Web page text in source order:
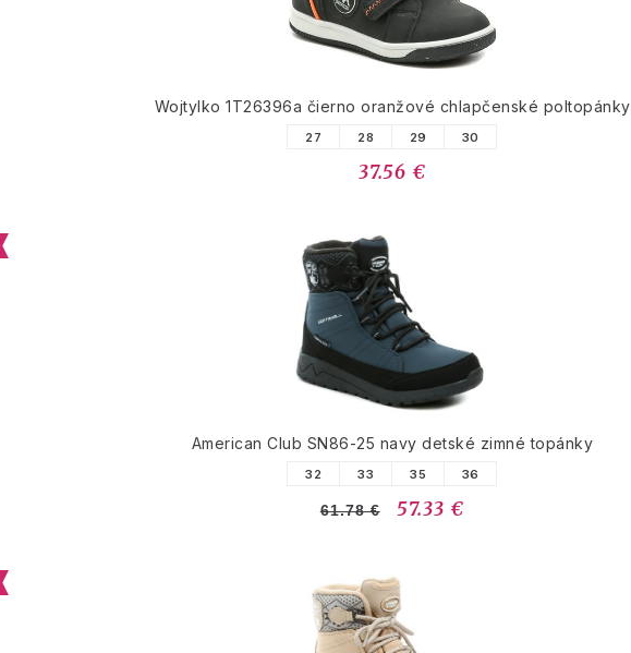
Wojtylko 1T26396a čierno oranžové chlapčenské poltopánky
27 28 29 30
37.56 €
American Club SN86-25 navy detské zimné topánky
32 33 35 36
61.78 € 57.33 €